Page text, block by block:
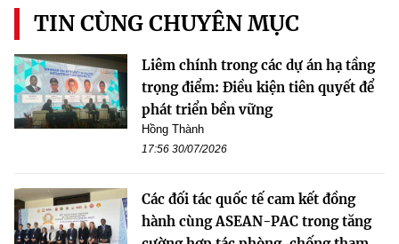
TIN CÙNG CHUYÊN MỤC
Liêm chính trong các dự án hạ tầng
trọng điểm: Điều kiện tiên quyết để
phát triển bền vững
Hồng Thành
17:56 30/07/2026
Các đối tác quốc tế cam kết đồng
hành cùng ASEAN-PAC trong tăng